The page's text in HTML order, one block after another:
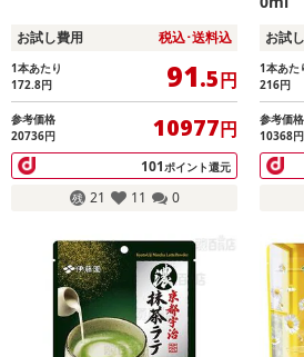
お試し費用 税込･送料込
1本あたり
172.8円 91.5円
参考価格
20736円
10977円
101 ポイント還元
21 11 0
お試
1本あた
216円
参考価格
10368円